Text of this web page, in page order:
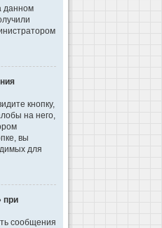
данном
кнопку,
на него,
вы
для
при
сообщения